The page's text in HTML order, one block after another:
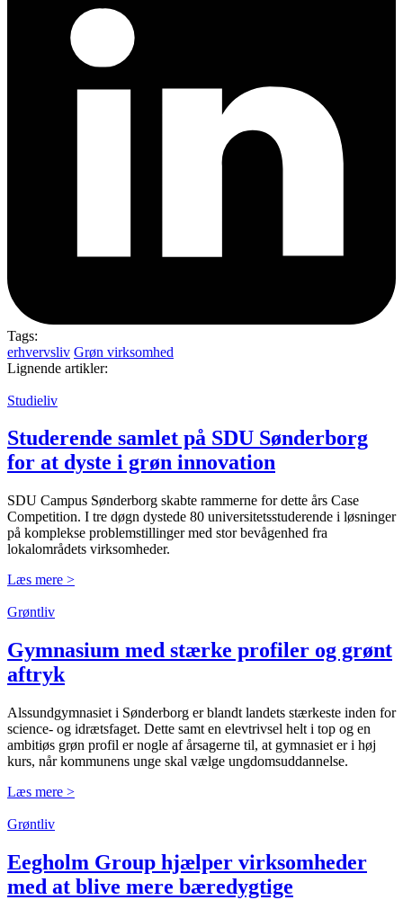
Tags:
erhvervsliv Grøn virksomhed
Lignende artikler:
Studieliv
Studerende samlet på SDU Sønderborg
for at dyste i grøn innovation
SDU Campus Sønderborg skabte rammerne for dette års Case
Competition. I tre døgn dystede 80 universitetsstuderende i løsninger
på komplekse problemstillinger med stor bevågenhed fra
lokalområdets virksomheder.
Læs mere >
Grøntliv
Gymnasium med stærke profiler og grønt
aftryk
Alssundgymnasiet i Sønderborg er blandt landets stærkeste inden for
science- og idrætsfaget. Dette samt en elevtrivsel helt i top og en
ambitiøs grøn profil er nogle af årsagerne til, at gymnasiet er i høj
kurs, når kommunens unge skal vælge ungdomsuddannelse.
Læs mere >
Grøntliv
Eegholm Group hjælper virksomheder
med at blive mere bæredygtige